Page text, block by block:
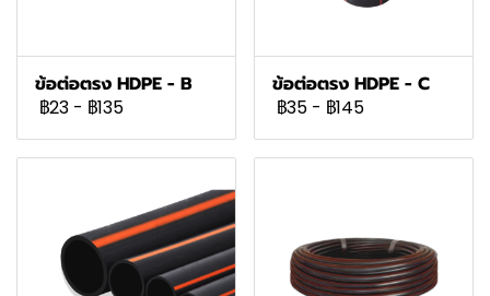
ข้อต่อตรง HDPE - B
฿23 - ฿135
ข้อต่อตรง HDPE - C
฿35 - ฿145